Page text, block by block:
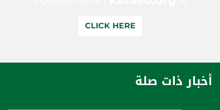
CLICK HERE
أخبار ذات صلة